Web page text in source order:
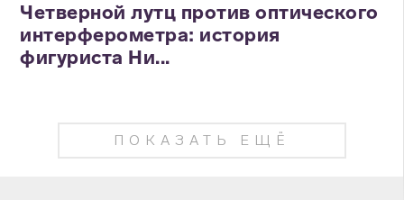
Четверной лутц против оптического
интерферометра: история
фигуриста Ни...
ПОКАЗАТЬ ЕЩЁ